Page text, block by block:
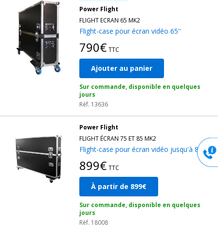
Power Flight
FLIGHT ECRAN 65 MK2
Flight-case pour écran vidéo 65''
790€ TTC
Ajouter au panier
Sur commande, disponible en quelques
jours
Réf. 13636
Power Flight
FLIGHT ÉCRAN 75 ET 85 MK2
Flight-case pour écran vidéo jusqu'à 85''
899€ TTC
À partir de 899€
Sur commande, disponible en quelques
jours
Réf. 18008